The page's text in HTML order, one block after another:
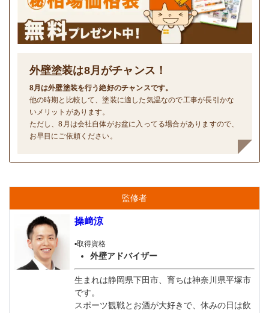
外壁塗装は8月がチャンス！
8月は外壁塗装を行う絶好のチャンスです。
他の時期と比較して、塗装に適した気温なので工事が長引かな
いメリットがあります。
ただし、8月は会社自体がお盆に入ってる場合がありますので、
お早目にご依頼ください。
監修者
操﨑涼
▪️取得資格
外壁アドバイザー
生まれは静岡県下田市、育ちは神奈川県平塚市
です。
スポーツ観戦とお酒が大好きで、休みの日は飲